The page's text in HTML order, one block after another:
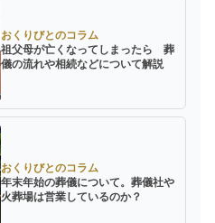
おくりびとのコラム
祖父母が亡くなってしまったら 葬
儀の流れや相続などについて解説
おくりびとのコラム
年末年始の葬儀について。葬儀社や
火葬場は営業しているのか？